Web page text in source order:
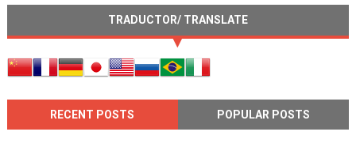
TRADUCTOR/ TRANSLATE
RECENT POSTS POPULAR POSTS